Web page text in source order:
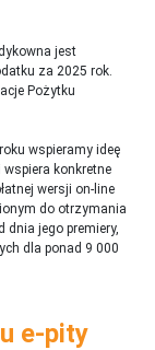
jest
za 2025 rok.
Pożytku
wspieramy ideę
konkretne
wersji on-line
do otrzymania
dnia jego premiery,
dla ponad 9 000
e-pity